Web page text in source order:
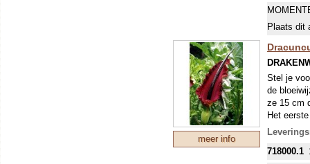
Plaats dit
meer info
Stel je
de
ze 15 cm
Het
knol van
718000.1